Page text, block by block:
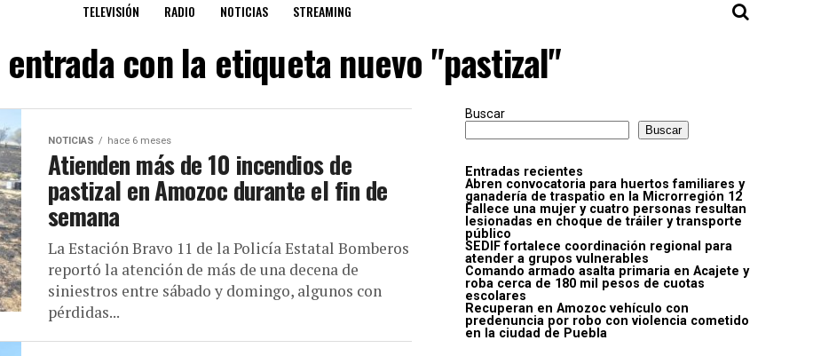
TELEVISIÓN RADIO NOTICIAS STREAMING
entrada con la etiqueta nuevo "pastizal"
NOTICIAS hace 6 meses
Atienden más de 10 incendios de
pastizal en Amozoc durante el fin de
semana
La Estación Bravo 11 de la Policía Estatal Bomberos
reportó la atención de más de una decena de
siniestros entre sábado y domingo, algunos con
pérdidas...
Buscar
Buscar
Entradas recientes
Abren convocatoria para huertos familiares y
ganadería de traspatio en la Microrregión 12
Fallece una mujer y cuatro personas resultan
lesionadas en choque de tráiler y transporte
público
SEDIF fortalece coordinación regional para
atender a grupos vulnerables
Comando armado asalta primaria en Acajete y
roba cerca de 180 mil pesos de cuotas
escolares
Recuperan en Amozoc vehículo con
predenuncia por robo con violencia cometido
en la ciudad de Puebla